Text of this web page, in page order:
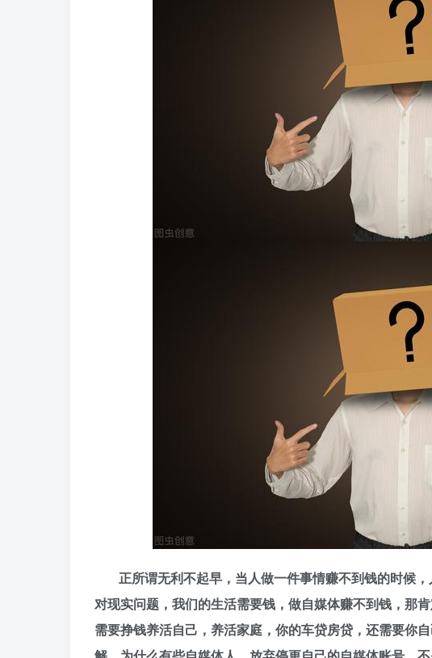
正所谓无利不起早，当人做一件事情赚不到钱的时候
对现实问题，我们的生活需要钱，做自媒体赚不到钱，那
需要挣钱养活自己，养活家庭，你的车贷房贷，还需要你